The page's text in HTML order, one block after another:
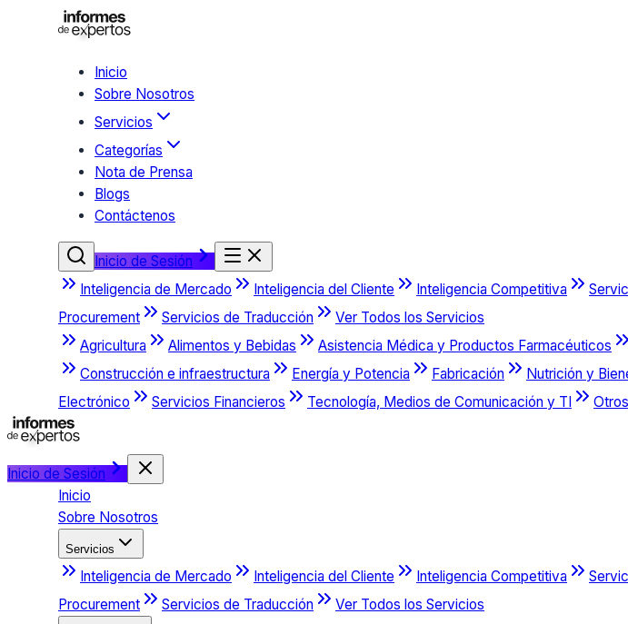
Inicio
Sobre Nosotros
Servicios
Categorías
Nota de Prensa
Blogs
Contáctenos
Inicio de Sesión
Inteligencia de Mercado
Inteligencia del Cliente Inteligencia Competitiva
Procurement
Servicios de Traducción
Ver Todos los Servicios
Agricultura
Alimentos y Bebidas Asistencia Médica y Productos Farmacéuticos
Construcción e infraestructura
Energía y Potencia Fabricación Nutrición y
Electrónico
Servicios Financieros Tecnología, Medios de Comunicación y TI Otros
Inicio de Sesión
Inicio
Sobre Nosotros
Servicios
Inteligencia de Mercado Inteligencia del Cliente Inteligencia Competitiva
Procurement
Servicios de Traducción Ver Todos los Servicios